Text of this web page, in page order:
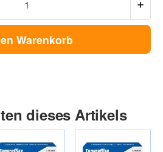
Warenkorb
dieses Artikels